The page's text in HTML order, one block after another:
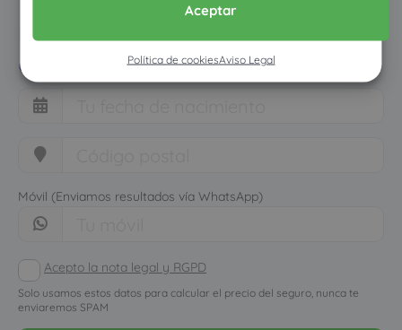
Aceptar
Política de cookiesAviso Legal
Pon tus datos y descubre
cuánto dinero ahorrarías
Móvil (Enviamos resultados vía WhatsApp)
Acepto la nota legal y RGPD
Solo usamos estos datos para calcular el precio del seguro, nunca te
enviaremos SPAM